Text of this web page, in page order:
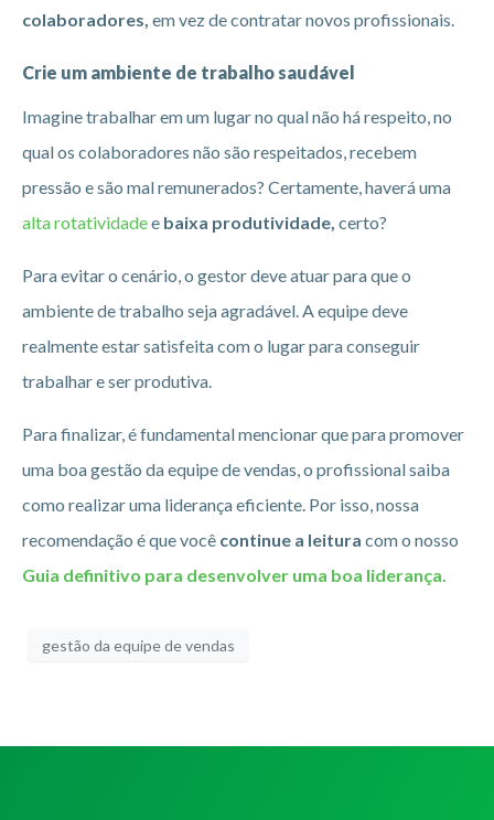
colaboradores, em vez de contratar novos profissionais.
Crie um ambiente de trabalho saudável
Imagine trabalhar em um lugar no qual não há respeito, no
qual os colaboradores não são respeitados, recebem
pressão e são mal remunerados? Certamente, haverá uma
alta rotatividadee baixa produtividade, certo?
Para evitar o cenário, o gestor deve atuar para que o
ambiente de trabalho seja agradável. A equipe deve
realmente estar satisfeita com o lugar para conseguir
trabalhar e ser produtiva.
Para finalizar, é fundamental mencionar que para promover
uma boa gestão da equipe de vendas, o profissional saiba
como realizar uma liderança eficiente. Por isso, nossa
recomendação é que você continue a leitura com o nosso
Guia definitivo para desenvolver uma boa liderança.
gestão da equipe de vendas